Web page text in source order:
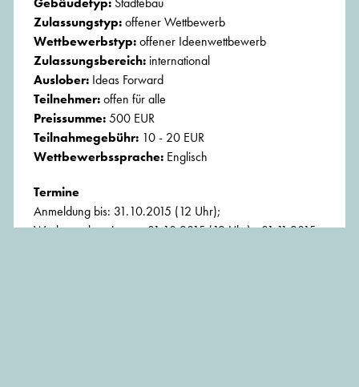
Zulassungstyp:offener Wettbewerb
Wettbewerbstyp:offener Ideenwettbewerb
Zulassungsbereich: international
Auslober: Ideas Forward
Teilnehmer:offen für alle
Preissumme:500 EUR
Teilnahmegebühr: 10 - 20 EUR
Wettbewerbssprache: Englisch
Termine
Anmeldung bis: 31.10.2015 (12 Uhr);
Wettbewerbszeitraum: 31.10.2015 (12 Uhr) - 01.11.2015